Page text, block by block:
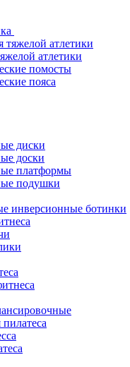
тяжелой атлетики
атлетики
помосты
пояса
диски
доски
платформы
подушки
инверсионные ботинки